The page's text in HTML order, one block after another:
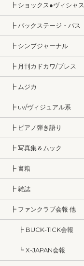
┣ ショックス●ヴィシャス
┣ バックステージ・パス
┣ シンプジャーナル
┣ 月刊カドカワ/ブレス
┣ ムジカ
┣ uv/ヴィジュアル系
┣ ピアノ弾き語り
┣ 写真集＆ムック
┣ 書籍
┣ 雑誌
┣ ファンクラブ会報 他
┣ BUCK-TICK会報
┗ X-JAPAN会報